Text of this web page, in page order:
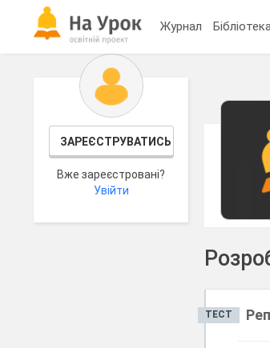
Журнал Бібліотека
ЗАРЕЄСТРУВАТИСЬ
Вже зареєстровані?
Увійти
ТЕСТ